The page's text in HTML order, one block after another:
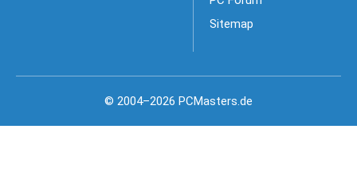
Sitemap
© 2004–2026 PCMasters.de